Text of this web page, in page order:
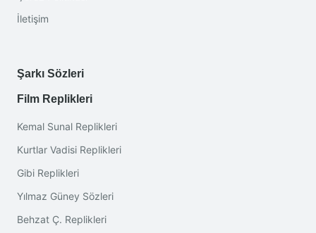
İletişim
Şarkı Sözleri
Film Replikleri
Kemal Sunal Replikleri
Kurtlar Vadisi Replikleri
Gibi Replikleri
Yılmaz Güney Sözleri
Behzat Ç. Replikleri